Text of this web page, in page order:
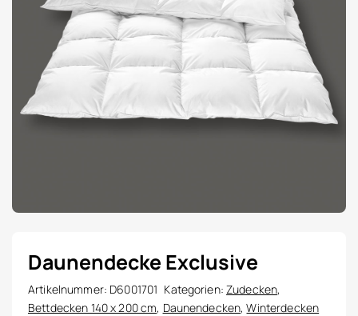
Daunendecke Exclusive
Artikelnummer: D6001701 Kategorien:Zudecken,
Bettdecken 140 x 200 cm, Daunendecken,Winterdecken